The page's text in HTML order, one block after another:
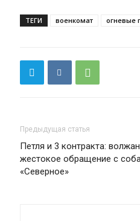
ТЕГИ военкомат огневые
Предыдущая статья
Петля и 3 контракта:
жестокое обращение с
«Северное»